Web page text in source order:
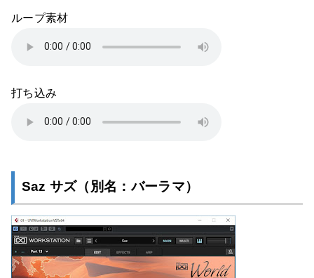
ループ素材
打ち込み
Saz サズ（別名：バーラマ）